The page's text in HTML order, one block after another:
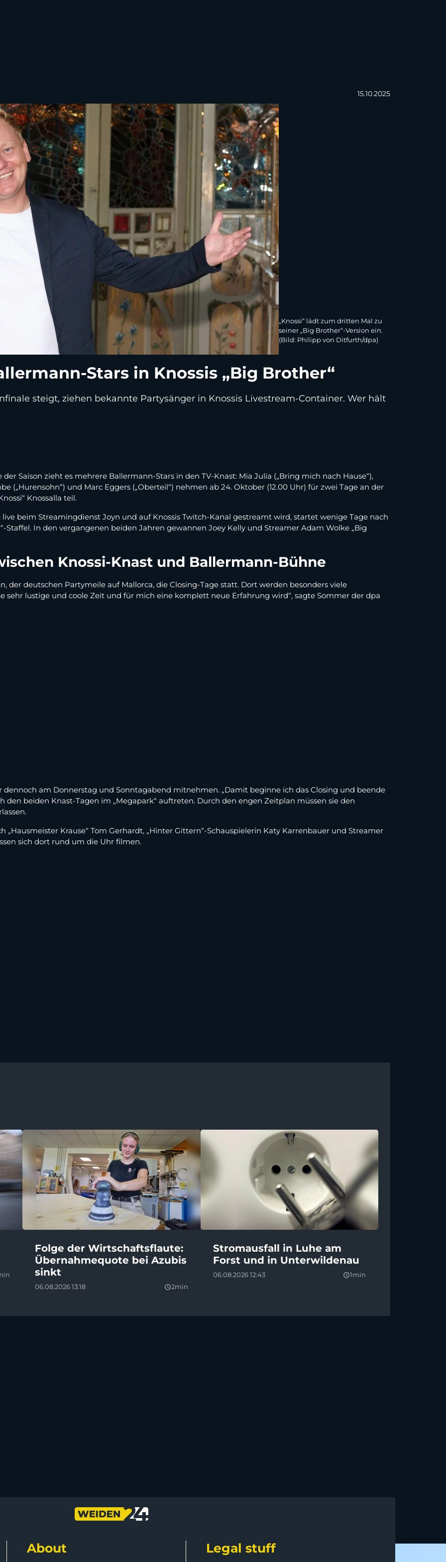
15.10.2025
„Knossi“ lädt zum dritten Mal zu
seiner „Big Brother“-Version ein.
(Bild: Philipp von Ditfurth/dpa)
Stars in Knossis „Big Brother“
steigt, ziehen bekannte Partysänger in Knossis Livestream-Container. Wer hält
Saison zieht es mehrere Ballermann-Stars in den TV-Knast: Mia Julia („Bring mich nach Hause“),
(„Hurensohn“) und Marc Eggers („Oberteil“) nehmen ab 24. Oktober (12.00 Uhr) für zwei Tage an der
Knossalla teil.
beim Streamingdienst Joyn und auf Knossis Twitch-Kanal gestreamt wird, startet wenige Tage nach
Staffel. In den vergangenen beiden Jahren gewannen Joey Kelly und Streamer Adam Wolke „Big
Knossi-Knast und Ballermann-Bühne
der deutschen Partymeile auf Mallorca, die Closing-Tage statt. Dort werden besonders viele
sehr lustige und coole Zeit und für mich eine komplett neue Erfahrung wird“, sagte Sommer der dpa
dennoch am Donnerstag und Sonntagabend mitnehmen. „Damit beginne ich das Closing und beende
den beiden Knast-Tagen im „Megapark“ auftreten. Durch den engen Zeitplan müssen sie den
„Hausmeister Krause“ Tom Gerhardt, „Hinter Gittern“-Schauspielerin Katy Karrenbauer und Streamer
sich dort rund um die Uhr filmen.
Folge der Wirtschaftsflaute:
Übernahmequote bei Azubis
sinkt
06.08.2026 13:18 query_builder2min
Stromausfall in Luhe am
Forst und in Unterwildenau
06.08.2026 12:43 query_builder1min
About Legal stuff